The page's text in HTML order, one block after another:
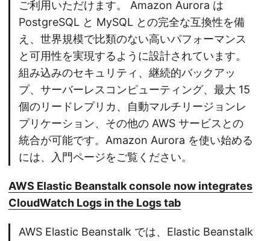
ご利用いただけます。 Amazon Aurora は
PostgreSQL と MySQL との完全な互換性を備
え、世界規模で比類のない高いパフォーマンス
と可用性を実現するように設計されています。
組み込みのセキュリティ、継続的バックアッ
プ、サーバーレスコンピューティング、最大 15
個のリードレプリカ、自動マルチリージョンレ
プリケーション、その他の AWS サービスとの
統合が可能です。Amazon Aurora を使い始める
には、入門ページをご覧ください。
AWS Elastic Beanstalk console now integrates
CloudWatch Logs in the Logs tab
AWS Elastic Beanstalk では、Elastic Beanstalk